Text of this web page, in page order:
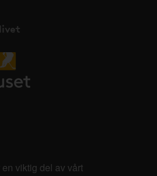
viktig del av vårt